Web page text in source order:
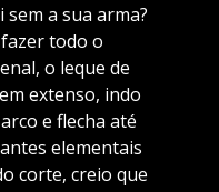
a sua arma?
todo o
o leque de
extenso, indo
e flecha até
elementais
corte, creio que